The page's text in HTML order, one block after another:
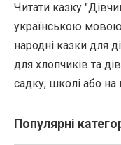
Читати казку
українською мовою
народні казки для
для хлопчиків та
садку, школі або на
Популярні